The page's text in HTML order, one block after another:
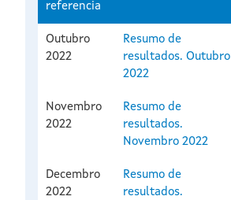
referencia
Outubro
2022
Resumo de
resultados. Outubro
2022
Novembro
2022
Resumo de
resultados.
Novembro 2022
Decembro
2022
Resumo de
resultados.